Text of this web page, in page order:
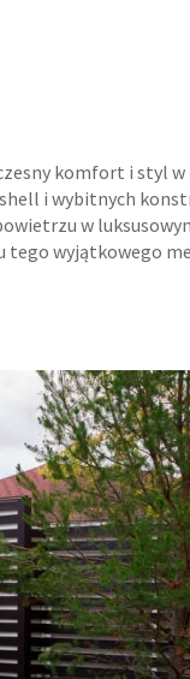
komfort i styl
i wybitnych
w
tego wyjątkowego